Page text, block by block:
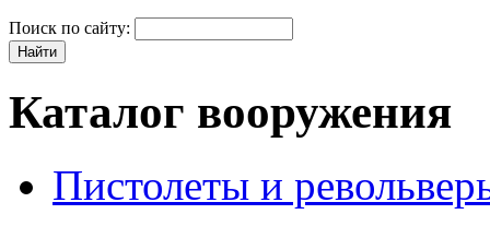
Поиск по сайту:
Каталог вооружения
Пистолеты и